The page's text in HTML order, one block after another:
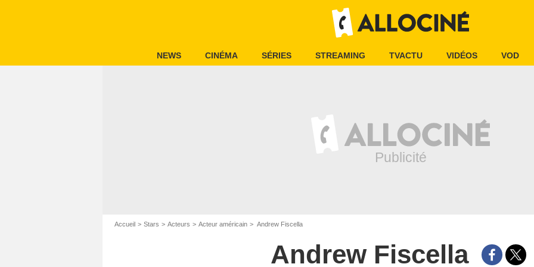
NEWS CINÉMA SÉRIES STREAMING TVACTU VIDÉOS VOD
Accueil Stars Acteurs Acteur américain Andrew Fiscella
Andrew Fiscella